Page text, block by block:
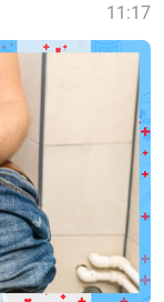
11:17